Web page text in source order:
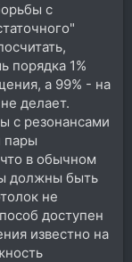
с
порядка 1%
а 99% - на
делает.
с резонансами
пары
в обычном
должны быть
не
доступен
известно на